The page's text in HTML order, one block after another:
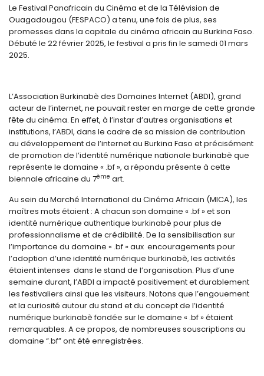
Le Festival Panafricain du Cinéma et de la Télévision de
Ouagadougou (FESPACO) a tenu, une fois de plus, ses
promesses dans la capitale du cinéma africain au Burkina Faso.
Débuté le 22 février 2025, le festival a pris fin le samedi 01 mars
2025.
L’Association Burkinabè des Domaines Internet (ABDI), grand
acteur de l’internet, ne pouvait rester en marge de cette grande
fête du cinéma. En effet, à l’instar d’autres organisations et
institutions, l’ABDI, dans le cadre de sa mission de contribution
au développement de l’internet au Burkina Faso et précisément
de promotion de l’identité numérique nationale burkinabè que
représente le domaine « .bf », a répondu présente à cette
biennale africaine du 7ème art.
Au sein du Marché International du Cinéma Africain (MICA), les
maîtres mots étaient : A chacun son domaine « .bf » et son
identité numérique authentique burkinabè pour plus de
professionnalisme et de crédibilité. De la sensibilisation sur
l’importance du domaine « .bf » aux encouragements pour
l’adoption d’une identité numérique burkinabè, les activités
étaient intenses dans le stand de l’organisation. Plus d’une
semaine durant, l’ABDI a impacté positivement et durablement
les festivaliers ainsi que les visiteurs. Notons que l’engouement
et la curiosité autour du stand et du concept de l’identité
numérique burkinabè fondée sur le domaine « .bf » étaient
remarquables. A ce propos, de nombreuses souscriptions au
domaine “.bf” ont été enregistrées.